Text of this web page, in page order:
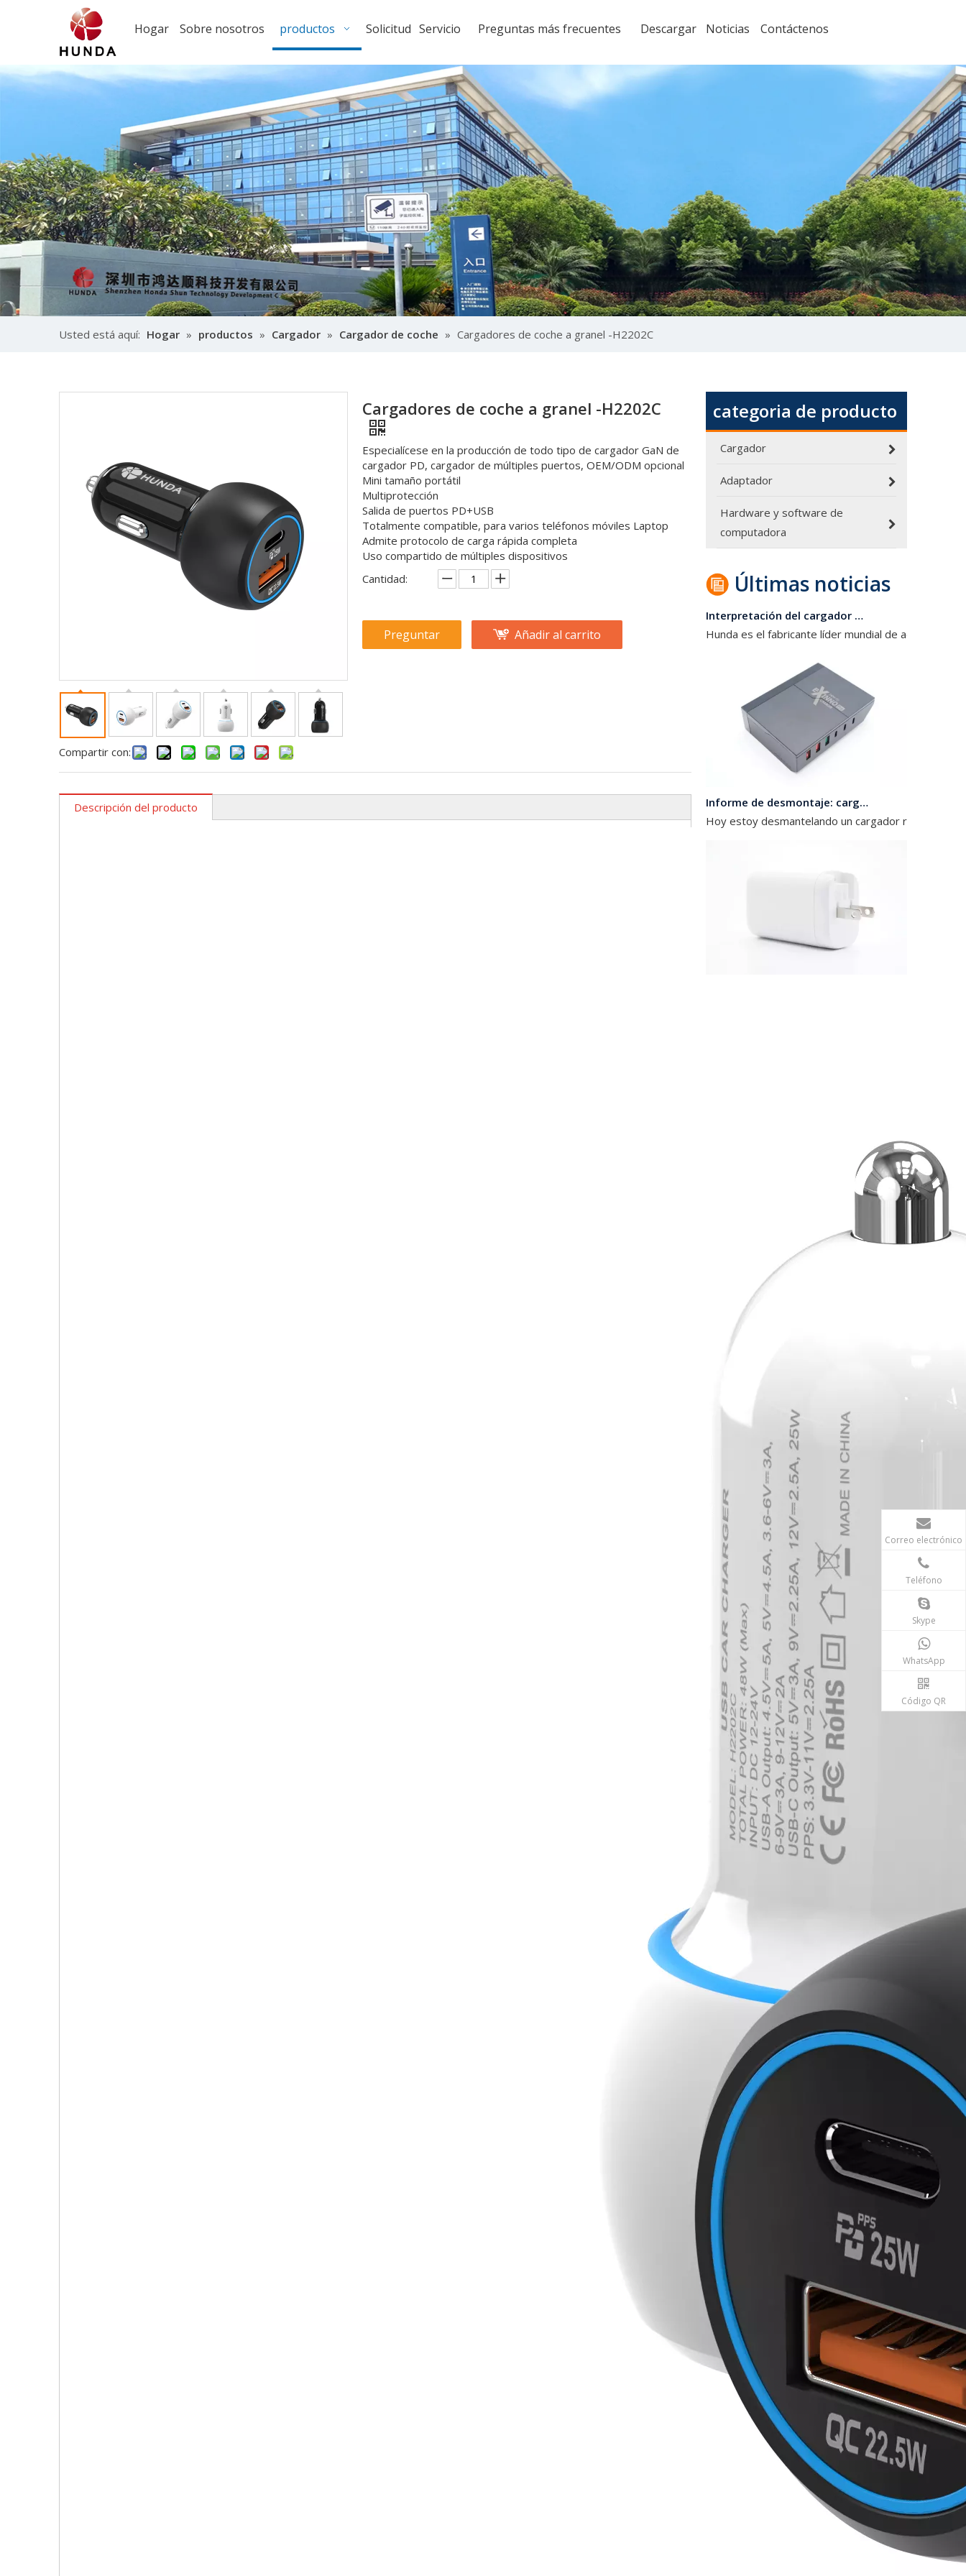
Hogar Sobre nosotros productos Solicitud Servicio Preguntas más frecuentes Descargar Noticias Contáctenos
Usted está aquí: Hogar » productos » Cargador » Cargador de coche » Cargadores de coche a granel -H2202C
Compartir con:
Cargadores de coche a granel -H2202C
Especialícese en la producción de todo tipo de cargador GaN de
cargador PD, cargador de múltiples puertos, OEM/ODM opcional
Mini tamaño portátil
Multiprotección
Salida de puertos PD+USB
Totalmente compatible, para varios teléfonos móviles Laptop
Admite protocolo de carga rápida completa
Uso compartido de múltiples dispositivos
Cantidad:
Preguntar Añadir al carrito
Descripción del producto
categoria de producto
Cargador
Adaptador
Hardware y software de
computadora
Últimas noticias
Informe de desmontaje: cargador de viaje de nitruro de galio de seis puertos Hunda 240W 3C3A
Hoy estoy desmantelando un cargador rápido PD
Informe de 65w GaN desmontado
Recientemente, la red del cabezal de carga obtuvo
Hunda es el fabricante líder mundial de
Hoy estoy desmantelando un cargador rápido PD
Interpretación del cargador de 120w
Hunda es el fabricante líder mundial de
Correo electrónico
Teléfono
Skype
WhatsApp
Código QR